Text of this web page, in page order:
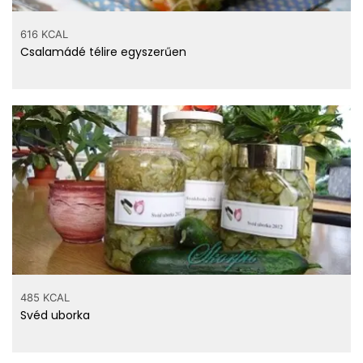
616 KCAL
Csalamádé télire egyszerűen
485 KCAL
Svéd uborka